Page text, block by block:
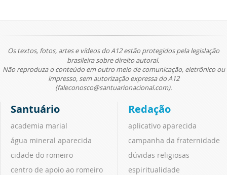
Os textos, fotos, artes e vídeos do A12 estão protegidos pela legislação
brasileira sobre direito autoral.
Não reproduza o conteúdo em outro meio de comunicação, eletrônico ou
impresso, sem autorização expressa do A12
(faleconosco@santuarionacional.com).
Santuário
academia marial
água mineral aparecida
cidade do romeiro
centro de apoio ao romeiro
Redação
aplicativo aparecida
campanha da fraternidade
dúvidas religiosas
espiritualidade